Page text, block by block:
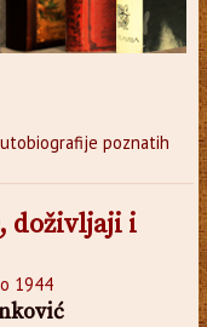
poznatih
doživljaji i
1944